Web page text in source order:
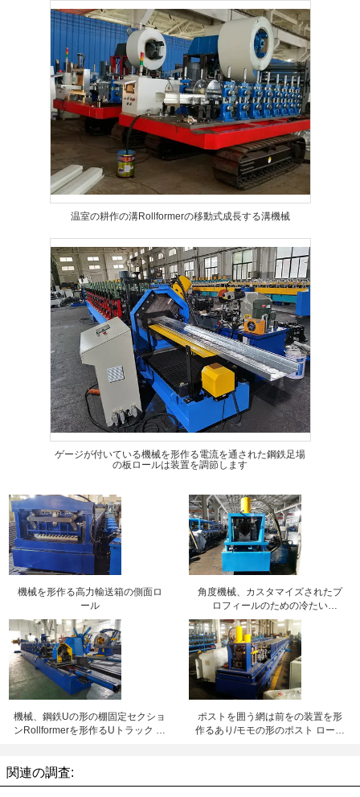
温室の耕作の溝Rollformerの移動式成長する溝機械
ゲージが付いている機械を形作る電流を通された鋼鉄足場
の板ロールは装置を調節します
機械を形作る高力輸送箱の側面ロ
ール
角度機械、カスタマイズされたプ
ロフィールのための冷たい
Rollformerを形作る鋼鉄セクション
ロール
機械、鋼鉄Uの形の棚固定セクショ
ンRollformerを形作るUトラック ロ
ポストを囲う網は前をの装置を形
作るあり/モモの形のポスト ロール
関連の調査: